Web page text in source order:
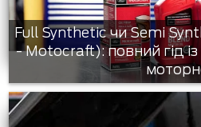
Full Synthetic чи Semi
- Motocraft): повний гід